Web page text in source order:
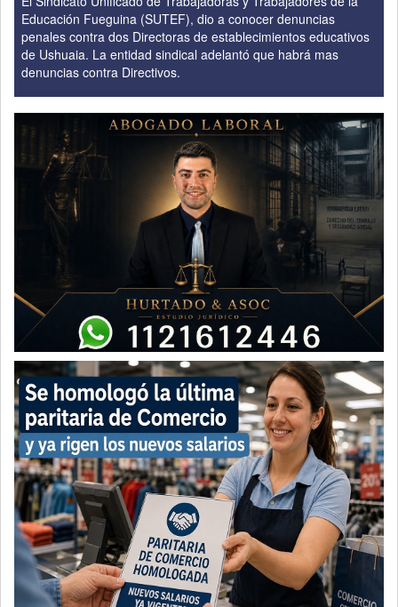
Educación Fueguina (SUTEF), dio a conocer denuncias
penales contra dos Directoras de establecimientos educativos
de Ushuaia. La entidad sindical adelantó que habrá mas
denuncias contra Directivos.